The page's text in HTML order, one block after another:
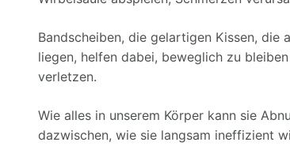
Bandscheiben, die gelartigen Kissen, die
liegen, helfen dabei, beweglich zu
verletzen.
Wie alles in unserem Körper kann sie
dazwischen, wie sie langsam ineffizient